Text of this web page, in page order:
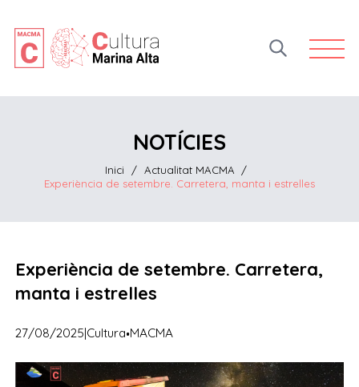
Open
NOTÍCIES
Inici / Actualitat MACMA
/
Experiència de setembre. Carretera, manta i estrelles
Experiència de setembre. Carretera,
manta i estrelles
27/08/2025|Cultura·MACMA